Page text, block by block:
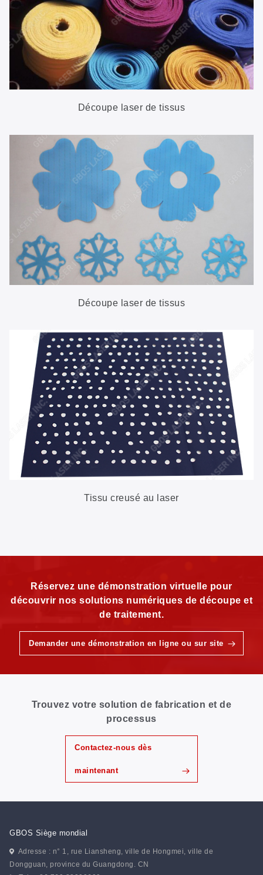
Découpe laser de tissus
Découpe laser de tissus
Tissu creusé au laser
Réservez une démonstration virtuelle pour
découvrir nos solutions numériques de découpe et
de traitement.
Demander une démonstration en ligne ou sur site
Trouvez votre solution de fabrication et de
processus
Contactez-nous dès
maintenant
GBOS Siège mondial
Adresse : n° 1, rue Liansheng, ville de Hongmei, ville de
Dongguan, province du Guangdong. CN